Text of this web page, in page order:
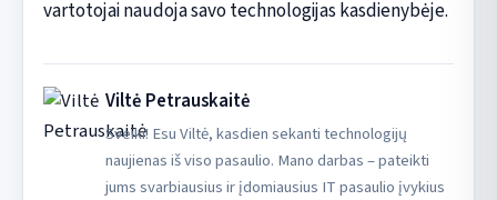
vartotojai naudoja savo technologijas kasdienybėje.
Viltė Petrauskaitė
Sveiki! Esu Viltė, kasdien sekanti technologijų
naujienas iš viso pasaulio. Mano darbas – pateikti
jums svarbiausius ir įdomiausius IT pasaulio įvykius